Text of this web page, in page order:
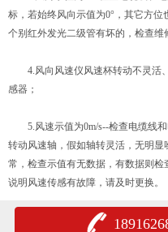
标，若始终风向示值为0°，其它方
个别红外发光二级管有坏的，检查维
4.风向风速仪风速杯转动不灵活
感器；
5.风速示值为0m/s--检查电缆线和
转动风速轴，假如轴转灵活，无明
常，检查示值有无数据，有数据则
说明风速传感有故障，请及时更换。